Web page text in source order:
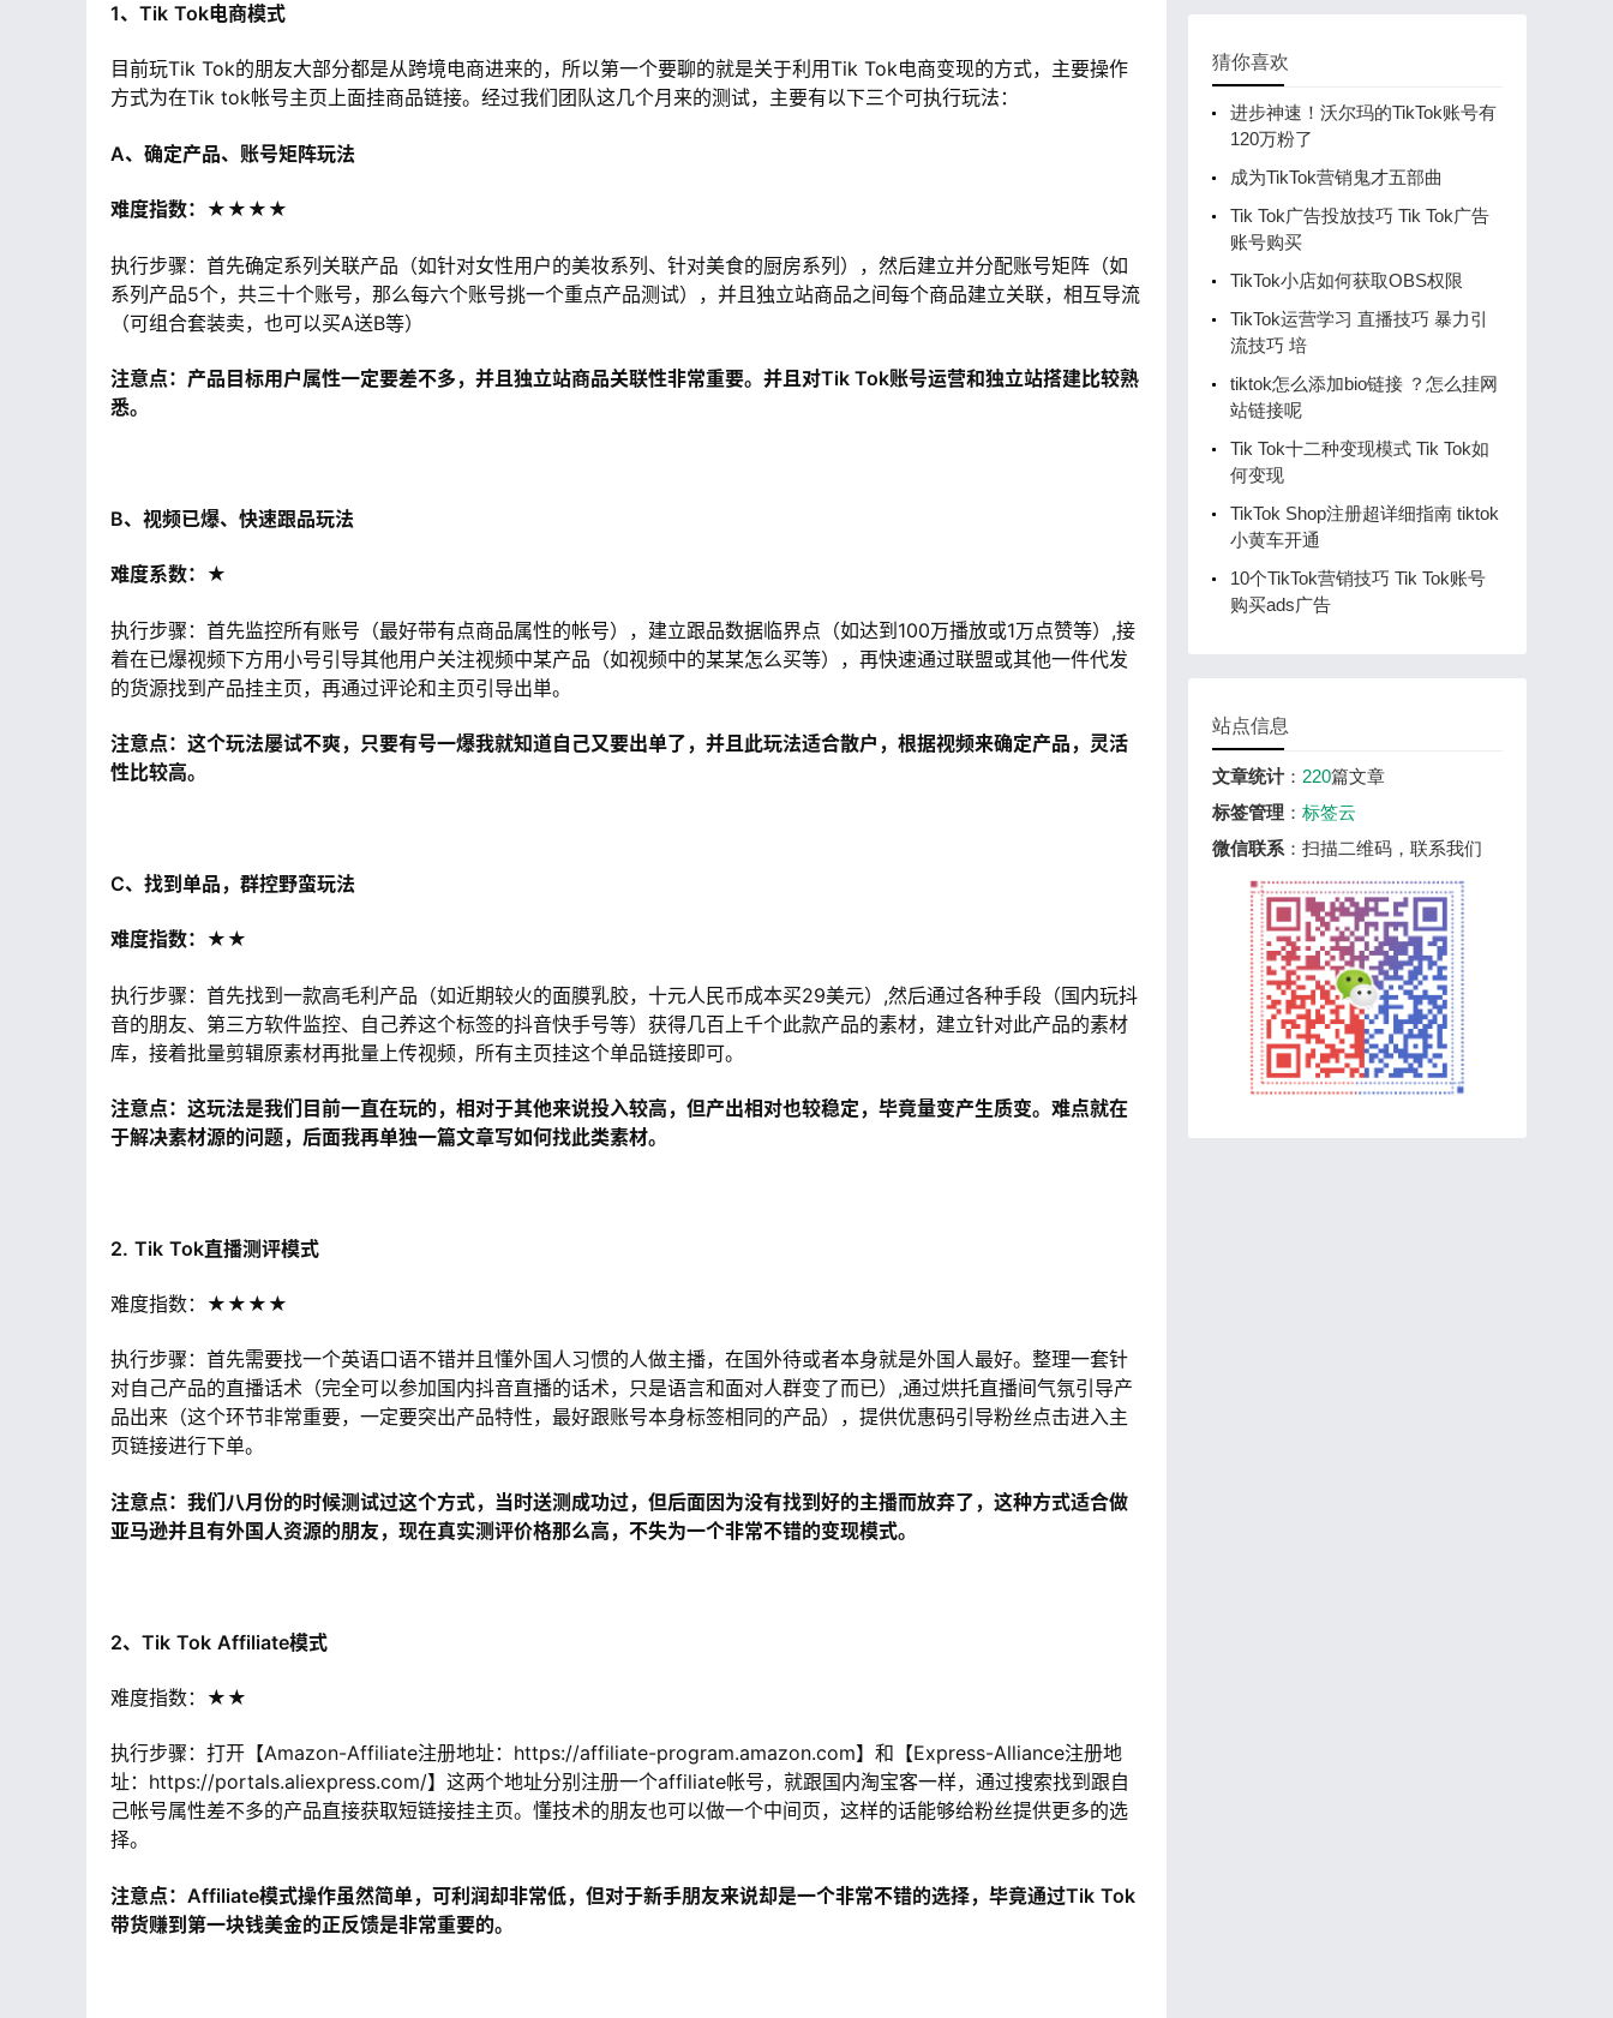
1、Tik Tok电商模式
目前玩Tik Tok的朋友大部分都是从跨境电商进来的，所以第一个要聊的就是关于利用Tik Tok电商变现的方式，主要操作
方式为在Tik tok帐号主页上面挂商品链接。经过我们团队这几个月来的测试，主要有以下三个可执行玩法：
A、确定产品、账号矩阵玩法
难度指数：★★★★
执行步骤：首先确定系列关联产品（如针对女性用户的美妆系列、针对美食的厨房系列），然后建立并分配账号矩阵（如
系列产品5个，共三十个账号，那么每六个账号挑一个重点产品测试），并且独立站商品之间每个商品建立关联，相互导流
（可组合套装卖，也可以买A送B等）
注意点：产品目标用户属性一定要差不多，并且独立站商品关联性非常重要。并且对Tik Tok账号运营和独立站搭建比较熟
悉。
B、视频已爆、快速跟品玩法
难度系数：★
执行步骤：首先监控所有账号（最好带有点商品属性的帐号），建立跟品数据临界点（如达到100万播放或1万点赞等）,接
着在已爆视频下方用小号引导其他用户关注视频中某产品（如视频中的某某怎么买等），再快速通过联盟或其他一件代发
的货源找到产品挂主页，再通过评论和主页引导出単。
注意点：这个玩法屡试不爽，只要有号一爆我就知道自己又要出单了，并且此玩法适合散户，根据视频来确定产品，灵活
性比较高。
C、找到单品，群控野蛮玩法
难度指数：★★
执行步骤：首先找到一款高毛利产品（如近期较火的面膜乳胶，十元人民币成本买29美元）,然后通过各种手段（国内玩抖
音的朋友、第三方软件监控、自己养这个标签的抖音快手号等）获得几百上千个此款产品的素材，建立针对此产品的素材
库，接着批量剪辑原素材再批量上传视频，所有主页挂这个单品链接即可。
注意点：这玩法是我们目前一直在玩的，相对于其他来说投入较高，但产出相对也较稳定，毕竟量变产生质变。难点就在
于解决素材源的问题，后面我再单独一篇文章写如何找此类素材。
2. Tik Tok直播测评模式
难度指数： ★★★★
执行步骤：首先需要找一个英语口语不错并且懂外国人习惯的人做主播，在国外待或者本身就是外国人最好。整理一套针
对自己产品的直播话术（完全可以参加国内抖音直播的话术，只是语言和面对人群变了而已）,通过烘托直播间气氛引导产
品出来（这个环节非常重要，一定要突出产品特性，最好跟账号本身标签相同的产品），提供优惠码引导粉丝点击进入主
页链接进行下单。
注意点：我们八月份的时候测试过这个方式，当时送测成功过，但后面因为没有找到好的主播而放弃了，这种方式适合做
亚马逊并且有外国人资源的朋友，现在真实测评价格那么高，不失为一个非常不错的变现模式。
2、Tik Tok Affiliate模式
难度指数： ★★
执行步骤：打开【Amazon-Affiliate注册地址：https://affiliate-program.amazon.com】和【Express-Alliance注册地
址：https://portals.aliexpress.com/】这两个地址分别注册一个affiliate帐号，就跟国内淘宝客一样，通过搜索找到跟自
己帐号属性差不多的产品直接获取短链接挂主页。懂技术的朋友也可以做一个中间页，这样的话能够给粉丝提供更多的选
择。
注意点：Affiliate模式操作虽然简单，可利润却非常低，但对于新手朋友来说却是一个非常不错的选择，毕竟通过Tik Tok
带货赚到第一块钱美金的正反馈是非常重要的。
猜你喜欢
进步神速！沃尔玛的TikTok账号有
120万粉了
成为TikTok营销鬼才五部曲
Tik Tok广告投放技巧 Tik Tok广告
账号购买
TikTok小店如何获取OBS权限
TikTok运营学习 直播技巧 暴力引
流技巧 培
tiktok怎么添加bio链接 ？怎么挂网
站链接呢
Tik Tok十二种变现模式 Tik Tok如
何变现
TikTok Shop注册超详细指南 tiktok
小黄车开通
10个TikTok营销技巧 Tik Tok账号
购买ads广告
站点信息
文章统计： 220篇文章
标签管理 ： 标签云
微信联系 ：扫描二维码，联系我们